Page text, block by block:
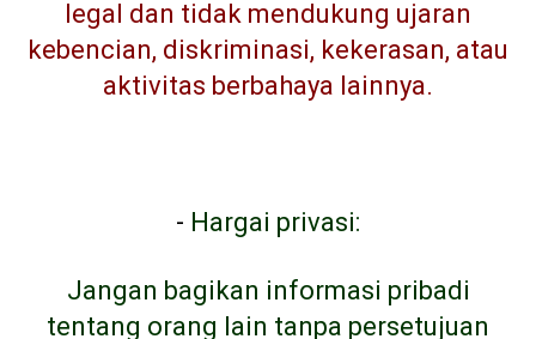
legal dan tidak mendukung ujaran
kebencian, diskriminasi, kekerasan, atau
aktivitas berbahaya lainnya.
- Hargai privasi:
Jangan bagikan informasi pribadi
tentang orang lain tanpa persetujuan